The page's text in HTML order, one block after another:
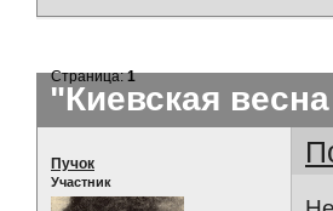
"Киевская
Страница:1
Пучок
Участник